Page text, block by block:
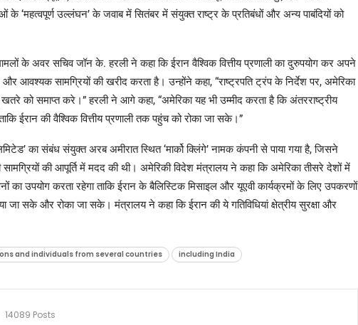
के ‘महत्वपूर्ण उल्लंघन’ के जवाब में सितंबर में संयुक्त राष्ट्र के प्रतिबंधों और अन्य पाबंदियों को
के अवर सचिव जॉन के. हरली ने कहा कि ईरान वैश्विक वित्तीय प्रणाली का दुरुपयोग कर अपने
आवश्यक सामग्रियों की खरीद करता है। उन्होंने कहा, “राष्ट्रपति ट्रंप के निर्देश पर, अमेरिका
को समाप्त करे।” हरली ने आगे कहा, “अमेरिका यह भी उम्मीद करता है कि अंतरराष्ट्रीय
ईरान की वैश्विक वित्तीय प्रणाली तक पहुंच को रोका जा सके।”
का संबंध संयुक्त अरब अमीरात स्थित ‘मार्को क्लिंगे’ नामक कंपनी से पाया गया है, जिसने
की आपूर्ति में मदद की थी। अमेरिकी विदेश मंत्रालय ने कहा कि अमेरिका तीसरे देशों में
का उपयोग करता रहेगा ताकि ईरान के बैलिस्टिक मिसाइल और यूएवी कार्यक्रमों के लिए उपकरणों
जा सके और रोका जा सके। मंत्रालय ने कहा कि ईरान की ये गतिविधियां क्षेत्रीय सुरक्षा और
and individuals from several countries including India
14089 Posts